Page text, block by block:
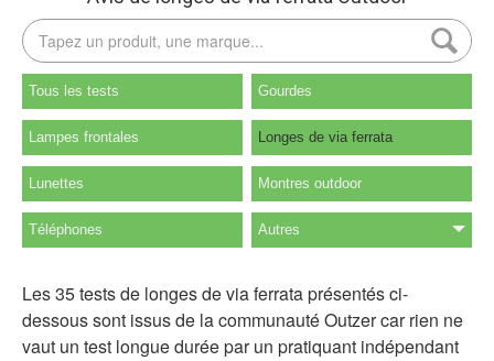
Tous les tests Gourdes
Lampes frontales Longes de via ferrata
Lunettes Montres outdoor
Téléphones Autres
Les 35 tests de longes de via ferrata présentés ci-
dessous sont issus de la communauté Outzer car rien ne
vaut un test longue durée par un pratiquant indépendant